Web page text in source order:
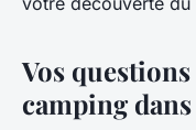
Vos
camping